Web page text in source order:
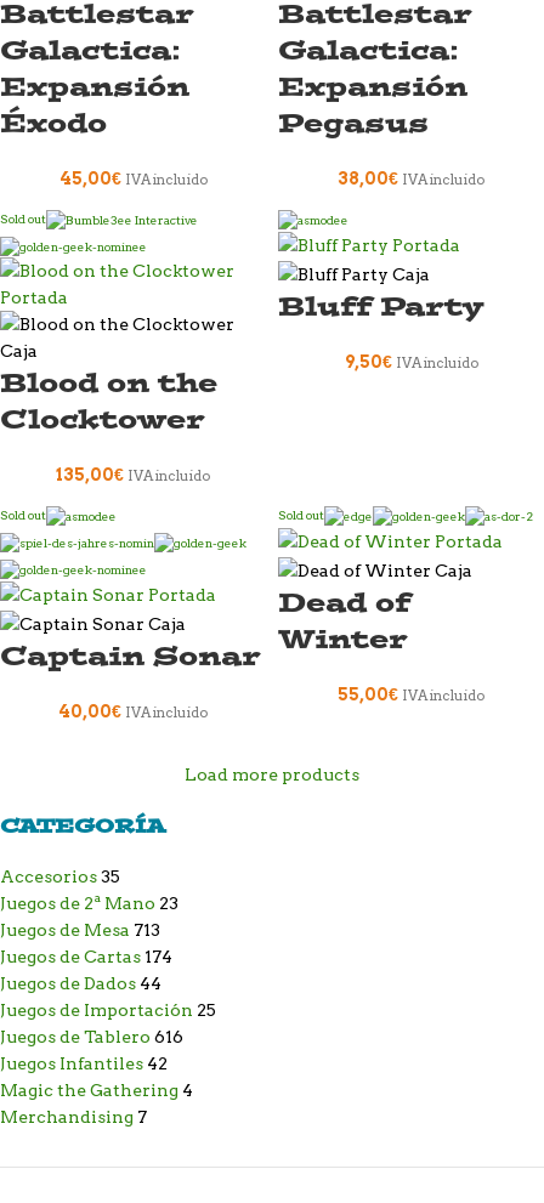
CATEGORÍA
Accesorios35
Juegos de 2ª Mano 23
Juegos de Mesa 713
Juegos de Cartas 174
Juegos de Dados 44
Juegos de Importación 25
Juegos de Tablero 616
Juegos Infantiles 42
Magic the Gathering 4
Merchandising 7
Battlestar
Galactica:
Expansión
Éxodo
45,00€ IVA incluido
Battlestar
Galactica:
Expansión
Pegasus
38,00€ IVA incluido
Sold out
Blood on the
Clocktower
135,00€ IVA incluido
Bluff Party
9,50€ IVA incluido
Sold out
Captain Sonar
40,00€ IVA incluido
Sold out
Dead of
Winter
55,00€ IVA incluido
Load more products